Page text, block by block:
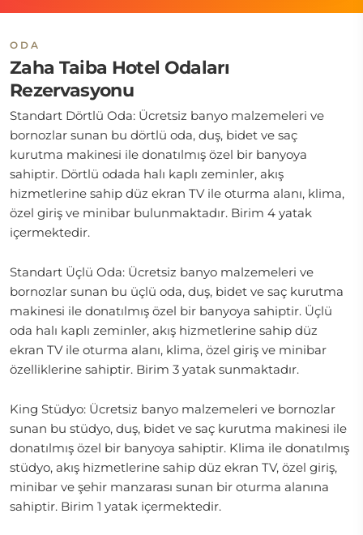
ODA
Zaha Taiba Hotel Odaları
Rezervasyonu
Standart Dörtlü Oda: Ücretsiz banyo malzemeleri ve
bornozlar sunan bu dörtlü oda, duş, bidet ve saç
kurutma makinesi ile donatılmış özel bir banyoya
sahiptir. Dörtlü odada halı kaplı zeminler, akış
hizmetlerine sahip düz ekran TV ile oturma alanı, klima,
özel giriş ve minibar bulunmaktadır. Birim 4 yatak
içermektedir.
Standart Üçlü Oda: Ücretsiz banyo malzemeleri ve
bornozlar sunan bu üçlü oda, duş, bidet ve saç kurutma
makinesi ile donatılmış özel bir banyoya sahiptir. Üçlü
oda halı kaplı zeminler, akış hizmetlerine sahip düz
ekran TV ile oturma alanı, klima, özel giriş ve minibar
özelliklerine sahiptir. Birim 3 yatak sunmaktadır.
King Stüdyo: Ücretsiz banyo malzemeleri ve bornozlar
sunan bu stüdyo, duş, bidet ve saç kurutma makinesi ile
donatılmış özel bir banyoya sahiptir. Klima ile donatılmış
stüdyo, akış hizmetlerine sahip düz ekran TV, özel giriş,
minibar ve şehir manzarası sunan bir oturma alanına
sahiptir. Birim 1 yatak içermektedir.